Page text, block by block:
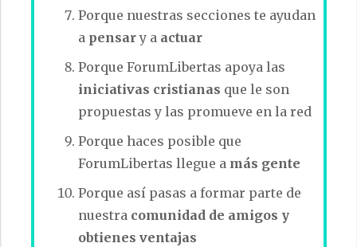
Porque nuestras secciones te ayudan
a pensary a actuar
Porque ForumLibertas apoya las
iniciativas cristianas que le son
propuestas y las promueve en la red
Porque haces posible que
ForumLibertas llegue a más gente
Porque así pasas a formar parte de
nuestra comunidad de amigos y
obtienes ventajas